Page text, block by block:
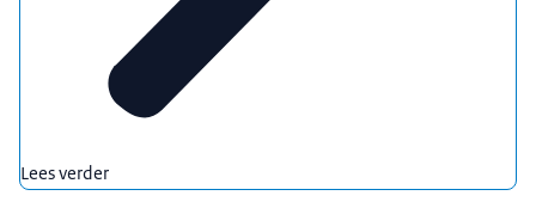
Lees verder